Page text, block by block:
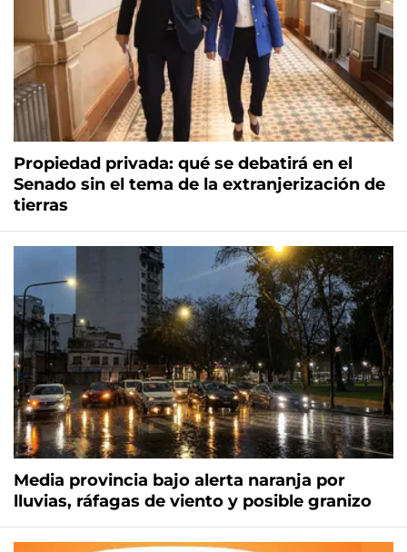
Propiedad privada: qué se debatirá en el
Senado sin el tema de la extranjerización de
tierras
Media provincia bajo alerta naranja por
lluvias, ráfagas de viento y posible granizo